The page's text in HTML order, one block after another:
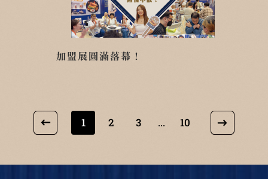
加盟展圓滿落幕！
1 2 3 ... 10